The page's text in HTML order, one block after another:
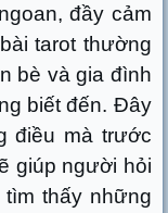
đầy cảm
tarot thường
bè và gia đình
biết đến. Đây
điều mà trước
giúp người hỏi
tìm thấy những